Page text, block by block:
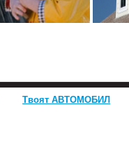
Твоят АВТОМОБИЛ